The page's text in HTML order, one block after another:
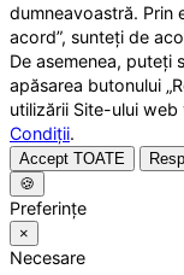
dumneavoastră. Prin
acord”, sunteți de
De asemenea, puteți
apăsarea butonului
utilizării Site-ului
Condiții.
Accept TOATE
🍪
Preferințe
×
Necesare